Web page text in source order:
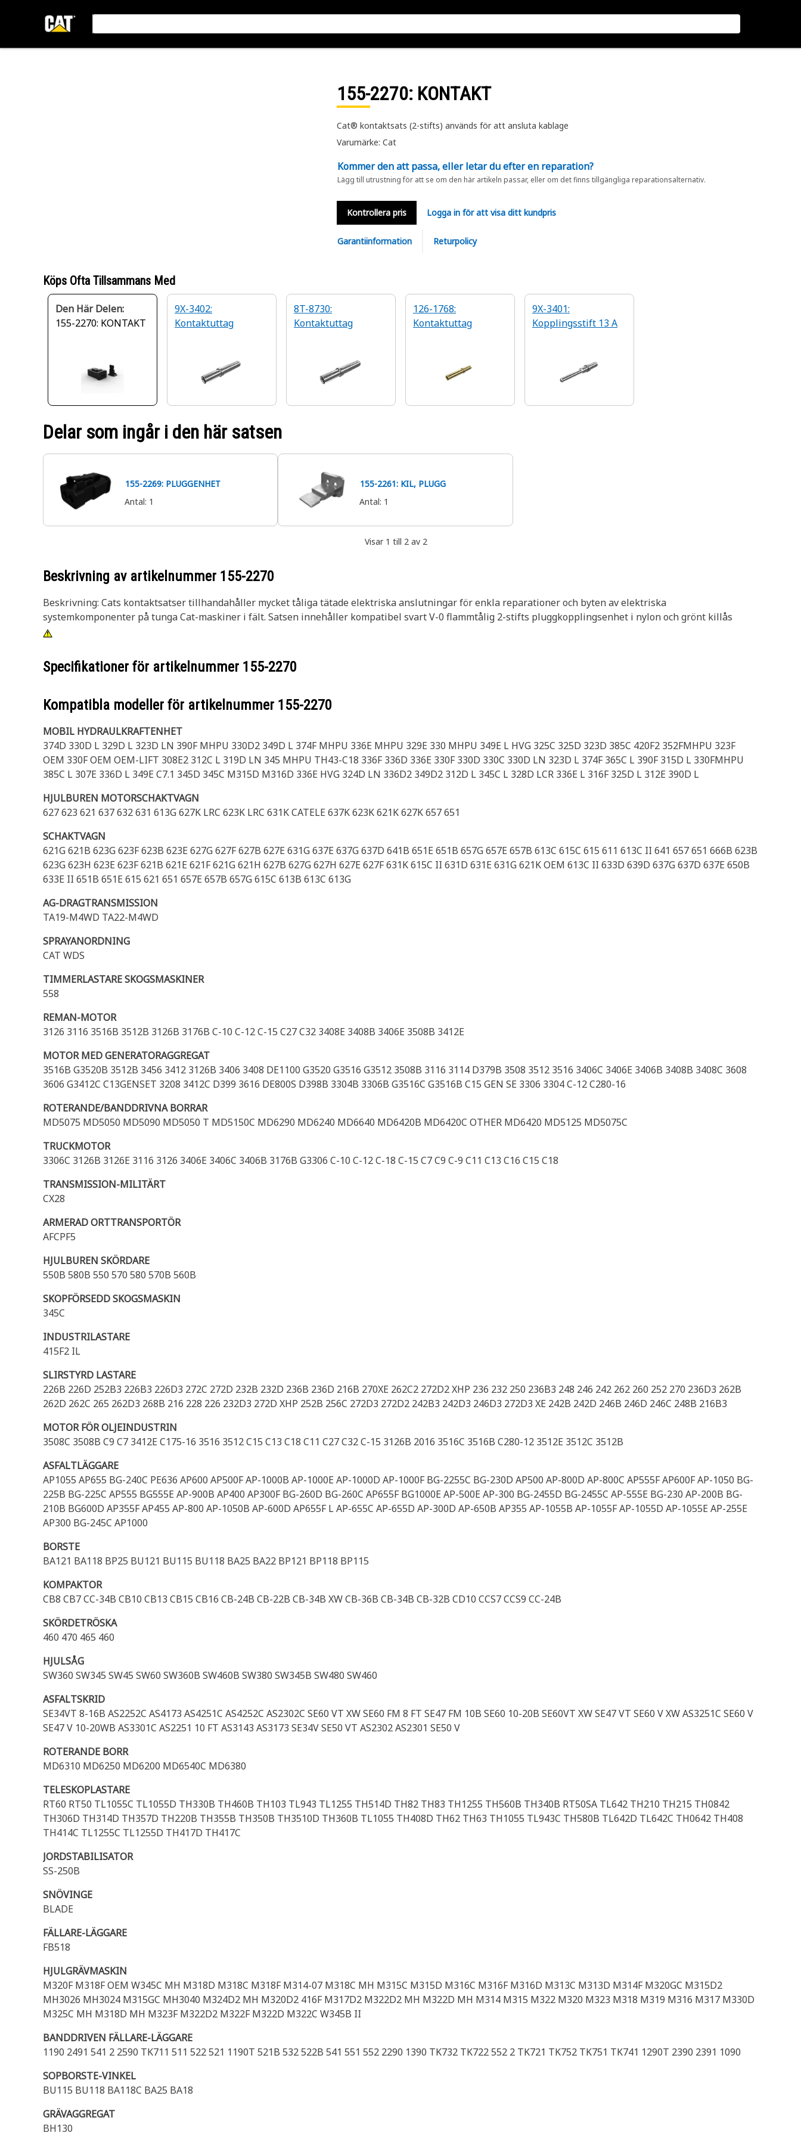
155-2270: KONTAKT
Cat® kontaktsats (2-stifts) används för att ansluta kablage
Varumärke: Cat
Kommer den att passa, eller letar du efter en reparation?
Lägg till utrustning för att se om den här artikeln passar, eller om det finns tillgängliga reparationsalternativ.
Kontrollera pris Logga in för att visa ditt kundpris
Garantiinformation Returpolicy
Köps Ofta Tillsammans Med
Den Här Delen:
155-2270: KONTAKT
9X-3402:
Kontaktuttag
8T-8730:
Kontaktuttag
126-1768:
Kontaktuttag
9X-3401:
Kopplingsstift 13 A
Delar som ingår i den här satsen
155-2269: PLUGGENHET
Antal: 1
155-2261: KIL, PLUGG
Antal: 1
Visar 1 till 2 av 2
Beskrivning av artikelnummer 155-2270
Beskrivning: Cats kontaktsatser tillhandahåller mycket tåliga tätade elektriska anslutningar för enkla reparationer och byten av elektriska
systemkomponenter på tunga Cat-maskiner i fält. Satsen innehåller kompatibel svart V-0 flammtålig 2-stifts pluggkopplingsenhet i nylon och grönt killås
Specifikationer för artikelnummer 155-2270
Kompatibla modeller för artikelnummer 155-2270
MOBIL HYDRAULKRAFTENHET
374D 330D L 329D L 323D LN 390F MHPU 330D2 349D L 374F MHPU 336E MHPU 329E 330 MHPU 349E L HVG 325C 325D 323D 385C 420F2 352FMHPU 323F
OEM 330F OEM OEM-LIFT 308E2 312C L 319D LN 345 MHPU TH43-C18 336F 336D 336E 330F 330D 330C 330D LN 323D L 374F 365C L 390F 315D L 330FMHPU
385C L 307E 336D L 349E C7.1 345D 345C M315D M316D 336E HVG 324D LN 336D2 349D2 312D L 345C L 328D LCR 336E L 316F 325D L 312E 390D L
HJULBUREN MOTORSCHAKTVAGN
627 623 621 637 632 631 613G 627K LRC 623K LRC 631K CATELE 637K 623K 621K 627K 657 651
SCHAKTVAGN
621G 621B 623G 623F 623B 623E 627G 627F 627B 627E 631G 637E 637G 637D 641B 651E 651B 657G 657E 657B 613C 615C 615 611 613C II 641 657 651 666B 623B
623G 623H 623E 623F 621B 621E 621F 621G 621H 627B 627G 627H 627E 627F 631K 615C II 631D 631E 631G 621K OEM 613C II 633D 639D 637G 637D 637E 650B
633E II 651B 651E 615 621 651 657E 657B 657G 615C 613B 613C 613G
AG-DRAGTRANSMISSION
TA19-M4WD TA22-M4WD
SPRAYANORDNING
CAT WDS
TIMMERLASTARE SKOGSMASKINER
558
REMAN-MOTOR
3126 3116 3516B 3512B 3126B 3176B C-10 C-12 C-15 C27 C32 3408E 3408B 3406E 3508B 3412E
MOTOR MED GENERATORAGGREGAT
3516B G3520B 3512B 3456 3412 3126B 3406 3408 DE1100 G3520 G3516 G3512 3508B 3116 3114 D379B 3508 3512 3516 3406C 3406E 3406B 3408B 3408C 3608
3606 G3412C C13GENSET 3208 3412C D399 3616 DE800S D398B 3304B 3306B G3516C G3516B C15 GEN SE 3306 3304 C-12 C280-16
ROTERANDE/BANDDRIVNA BORRAR
MD5075 MD5050 MD5090 MD5050 T MD5150C MD6290 MD6240 MD6640 MD6420B MD6420C OTHER MD6420 MD5125 MD5075C
TRUCKMOTOR
3306C 3126B 3126E 3116 3126 3406E 3406C 3406B 3176B G3306 C-10 C-12 C-18 C-15 C7 C9 C-9 C11 C13 C16 C15 C18
TRANSMISSION-MILITÄRT
CX28
ARMERAD ORTTRANSPORTÖR
AFCPF5
HJULBUREN SKÖRDARE
550B 580B 550 570 580 570B 560B
SKOPFÖRSEDD SKOGSMASKIN
345C
INDUSTRILASTARE
415F2 IL
SLIRSTYRD LASTARE
226B 226D 252B3 226B3 226D3 272C 272D 232B 232D 236B 236D 216B 270XE 262C2 272D2 XHP 236 232 250 236B3 248 246 242 262 260 252 270 236D3 262B
262D 262C 265 262D3 268B 216 228 226 232D3 272D XHP 252B 256C 272D3 272D2 242B3 242D3 246D3 272D3 XE 242B 242D 246B 246D 246C 248B 216B3
MOTOR FÖR OLJEINDUSTRIN
3508C 3508B C9 C7 3412E C175-16 3516 3512 C15 C13 C18 C11 C27 C32 C-15 3126B 2016 3516C 3516B C280-12 3512E 3512C 3512B
ASFALTLÄGGARE
AP1055 AP655 BG-240C PE636 AP600 AP500F AP-1000B AP-1000E AP-1000D AP-1000F BG-2255C BG-230D AP500 AP-800D AP-800C AP555F AP600F AP-1050 BG-
225B BG-225C AP555 BG555E AP-900B AP400 AP300F BG-260D BG-260C AP655F BG1000E AP-500E AP-300 BG-2455D BG-2455C AP-555E BG-230 AP-200B BG-
210B BG600D AP355F AP455 AP-800 AP-1050B AP-600D AP655F L AP-655C AP-655D AP-300D AP-650B AP355 AP-1055B AP-1055F AP-1055D AP-1055E AP-255E
AP300 BG-245C AP1000
BORSTE
BA121 BA118 BP25 BU121 BU115 BU118 BA25 BA22 BP121 BP118 BP115
KOMPAKTOR
CB8 CB7 CC-34B CB10 CB13 CB15 CB16 CB-24B CB-22B CB-34B XW CB-36B CB-34B CB-32B CD10 CCS7 CCS9 CC-24B
SKÖRDETRÖSKA
460 470 465 460
HJULSÅG
SW360 SW345 SW45 SW60 SW360B SW460B SW380 SW345B SW480 SW460
ASFALTSKRID
SE34VT 8-16B AS2252C AS4173 AS4251C AS4252C AS2302C SE60 VT XW SE60 FM 8 FT SE47 FM 10B SE60 10-20B SE60VT XW SE47 VT SE60 V XW AS3251C SE60 V
SE47 V 10-20WB AS3301C AS2251 10 FT AS3143 AS3173 SE34V SE50 VT AS2302 AS2301 SE50 V
ROTERANDE BORR
MD6310 MD6250 MD6200 MD6540C MD6380
TELESKOPLASTARE
RT60 RT50 TL1055C TL1055D TH330B TH460B TH103 TL943 TL1255 TH514D TH82 TH83 TH1255 TH560B TH340B RT50SA TL642 TH210 TH215 TH0842
TH306D TH314D TH357D TH220B TH355B TH350B TH3510D TH360B TL1055 TH408D TH62 TH63 TH1055 TL943C TH580B TL642D TL642C TH0642 TH408
TH414C TL1255C TL1255D TH417D TH417C
JORDSTABILISATOR
SS-250B
SNÖVINGE
BLADE
FÄLLARE-LÄGGARE
FB518
HJULGRÄVMASKIN
M320F M318F OEM W345C MH M318D M318C M318F M314-07 M318C MH M315C M315D M316C M316F M316D M313C M313D M314F M320GC M315D2
MH3026 MH3024 M315GC MH3040 M324D2 MH M320D2 416F M317D2 M322D2 MH M322D MH M314 M315 M322 M320 M323 M318 M319 M316 M317 M330D
M325C MH M318D MH M323F M322D2 M322F M322D M322C W345B II
BANDDRIVEN FÄLLARE-LÄGGARE
1190 2491 541 2 2590 TK711 511 522 521 1190T 521B 532 522B 541 551 552 2290 1390 TK732 TK722 552 2 TK721 TK752 TK751 TK741 1290T 2390 2391 1090
SOPBORSTE-VINKEL
BU115 BU118 BA118C BA25 BA18
GRÄVAGGREGAT
BH130